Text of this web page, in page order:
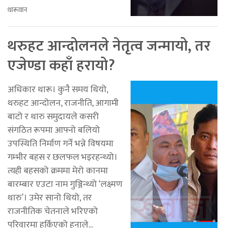
थारूवान
थरुहट आन्दोलनले नेतृत्व जन्मायो, तर
एजेण्डा कहाँ हरायो?
अधिकार थारू। कुनै समय थियो,
थरुहट आन्दोलन, राजनीति, आगामी
बाटो र थारु समुदायले कसरी
संगठित रूपमा आफ्नो बलियो
उपस्थिति निर्माण गर्ने भन्ने विषयमा
गम्भीर बहस र छलफल भइरहन्थ्यो।
त्यही बहसको क्रममा मेरो कानमा
बारम्बार एउटा नाम गुञ्जिन्थ्यो ‘लक्ष्मण
थारु’। उमेर सानो थियो, तर
राजनीतिक चेतनाले भरिएको
परिवारमा हुर्किएको हुनाले...